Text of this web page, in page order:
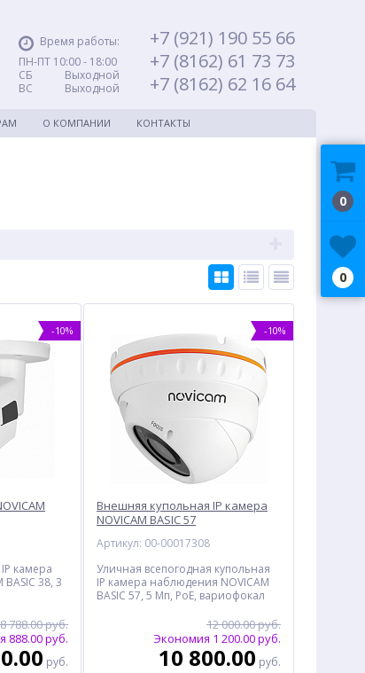
Время работы:
ПН-ПТ 10:00 - 18:00
СБ Выходной
ВС Выходной
+7 (921) 190 55 66
+7 (8162) 61 73 73
+7 (8162) 62 16 64
О КОМПАНИИ КОНТАКТЫ
-10%
камера
38, 3
8 788.00 руб.
888.00 руб.
руб.
-10%
Внешняя купольная IP камера
NOVICAM BASIC 57
Артикул: 00-00017308
Уличная всепогодная купольная
IP камера наблюдения NOVICAM
BASIC 57, 5 Мп, PoE, вариофокал
12 000.00 руб.
Экономия 1 200.00 руб.
10 800.00 руб.
0
0